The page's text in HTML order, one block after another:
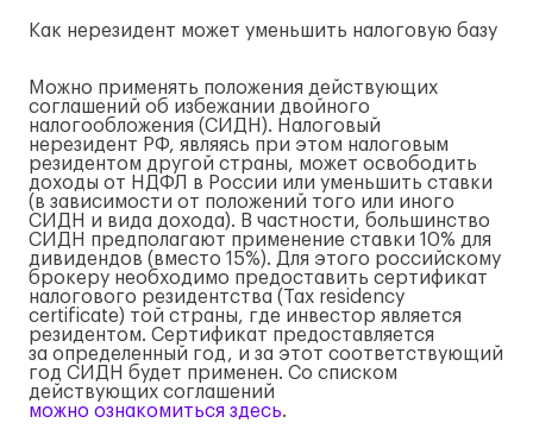
Как нерезидент может уменьшить налоговую базу
Можно применять положения действующих
соглашений об избежании двойного
налогообложения (СИДН). Налоговый
нерезидент РФ, являясь при этом налоговым
резидентом другой страны, может освободить
доходы от НДФЛ в России или уменьшить ставки
(в зависимости от положений того или иного
СИДН и вида дохода). В частности, большинство
СИДН предполагают применение ставки 10% для
дивидендов (вместо 15%). Для этого российскому
брокеру необходимо предоставить сертификат
налогового резидентства (Tax residency
certificate) той страны, где инвестор является
резидентом. Сертификат предоставляется
за определенный год, и за этот соответствующий
год СИДН будет применен. Со списком
действующих соглашений
можно ознакомиться здесь.